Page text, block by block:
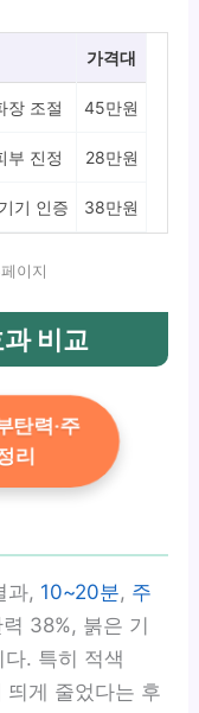
가격대
장 조절 45만원
부 진정 28만원
기 인증 38만원
이지
비교
탄력·주
리
과, 10~20분, 주
38%, 붉은 기
. 특히 적색
띄게 줄었다는 후